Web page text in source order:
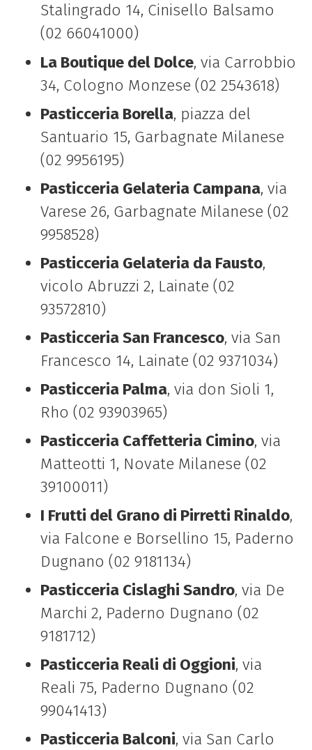
Stalingrado 14, Cinisello Balsamo
(02 66041000)
La Boutique del Dolce, via Carrobbio
34, Cologno Monzese (02 2543618)
Pasticceria Borella, piazza del
Santuario 15, Garbagnate Milanese
(02 9956195)
Pasticceria Gelateria Campana, via
Varese 26, Garbagnate Milanese (02
9958528)
Pasticceria Gelateria da Fausto,
vicolo Abruzzi 2, Lainate (02
93572810)
Pasticceria San Francesco, via San
Francesco 14, Lainate (02 9371034)
Pasticceria Palma, via don Sioli 1,
Rho (02 93903965)
Pasticceria Caffetteria Cimino, via
Matteotti 1, Novate Milanese (02
39100011)
I Frutti del Grano di Pirretti Rinaldo,
via Falcone e Borsellino 15, Paderno
Dugnano (02 9181134)
Pasticceria Cislaghi Sandro, via De
Marchi 2, Paderno Dugnano (02
9181712)
Pasticceria Reali di Oggioni, via
Reali 75, Paderno Dugnano (02
99041413)
Pasticceria Balconi, via San Carlo